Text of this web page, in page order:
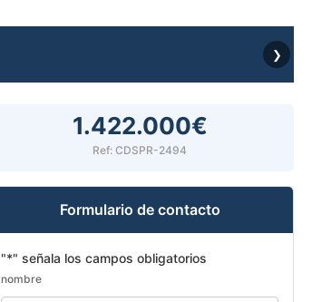
❯
1.422.000€
Ref: CDSPR-2494
Formulario de contacto
"*" señala los campos obligatorios
nombre